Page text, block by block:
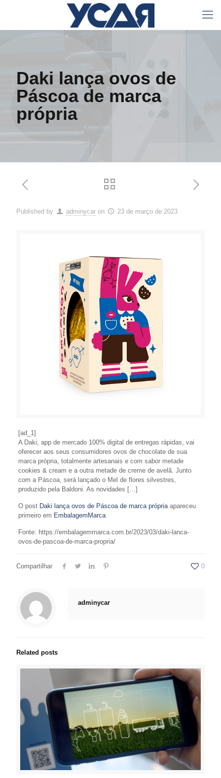
Daki lança ovos de
Páscoa de marca
própria
Published by adminycar on 23 de março de 2023
[ad_1]
A Daki, app de mercado 100% digital de entregas rápidas, vai
oferecer aos seus consumidores ovos de chocolate de sua
marca própria, totalmente artesanais e com sabor metade
cookies & cream e a outra metade de creme de avelã. Junto
com a Páscoa, será lançado o Mel de flores silvestres,
produzido pela Baldoni. As novidades […]
O post Daki lança ovos de Páscoa de marca própriaapareceu
primeiro em EmbalagemMarca.
Fonte: https://embalagemmarca.com.br/2023/03/daki-lanca-
ovos-de-pascoa-de-marca-propria/
Compartilhar 0
adminycar
Related posts